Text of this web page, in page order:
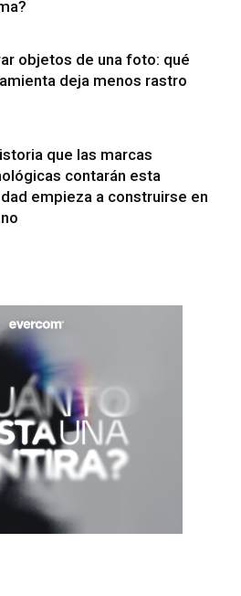
objetos de una foto: qué
deja menos rastro
que las marcas
contarán esta
empieza a construirse en